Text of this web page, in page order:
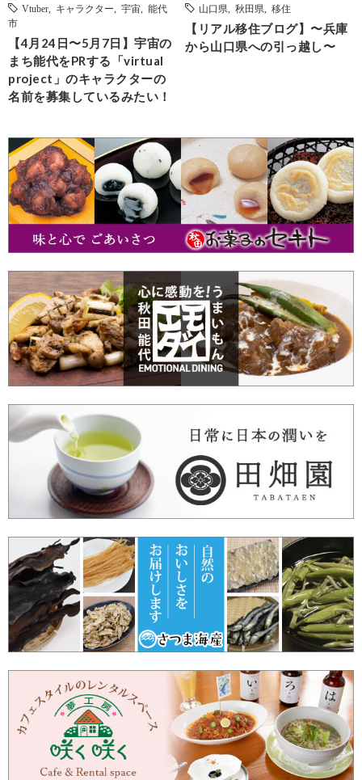
Vtuber
キャラクター 宇宙
能代
市
【4月24日〜5月7日】宇宙の
まち能代をPRする「virtual
project」のキャラクターの
名前を募集しているみたい！
山口県
秋田県 移住
【リアル移住ブログ】〜兵庫
から山口県への引っ越し〜